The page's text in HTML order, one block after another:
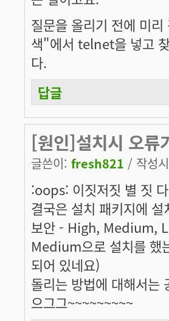
질문을 올리기 전에 미
색"에서 telnet을 넣고
다.
답글
[원인]설치시 오류
글쓴이: fresh821 / 작성
:oops: 이짓저짓 별 짓
결국은 설치 패키지에 설
보안 - High, Medium,
Medium으로 설치를 했
되어 있네요)
돌리는 방법에 대해서는
으그그~~~~~~~~~